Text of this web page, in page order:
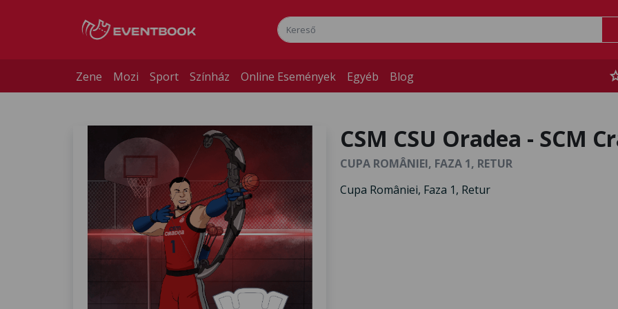
Zene Mozi Sport Színház Online Események Egyéb Blog
CSM CSU Oradea - SCM
CUPA ROMÂNIEI, FAZA 1, RETUR
Cupa României, Faza 1, Retur